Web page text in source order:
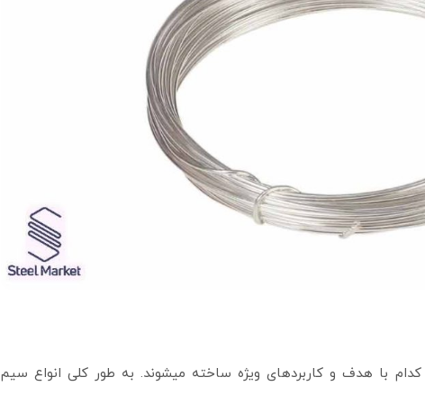
با هدف و کاربردهای ویژه ساخته میشوند. به طور کلی انواع سیم